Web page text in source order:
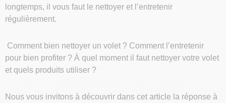
longtemps, il vous faut le nettoyer et l’entretenir
régulièrement.
Comment bien nettoyer un volet ? Comment l’entretenir
pour bien profiter ? À quel moment il faut nettoyer votre volet
et quels produits utiliser ?
Nous vous invitons à découvrir dans cet article la réponse à